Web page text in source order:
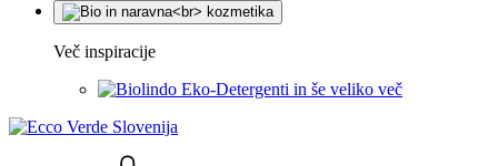
Več inspiracije
Eko-Detergenti in še veliko več